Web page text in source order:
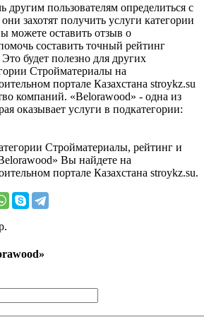
другим пользователям определиться с
захотят получить услуги категории
можете оставить отзыв о
составить точный рейтинг
будет полезно для других
Стройматериалы на
портале Казахстана stroykz.su
компаний. «Belorawood» - одна из
оказывает услуги в подкатегории:
Стройматериалы, рейтинг и
Вы найдете на
портале Казахстана stroykz.su.